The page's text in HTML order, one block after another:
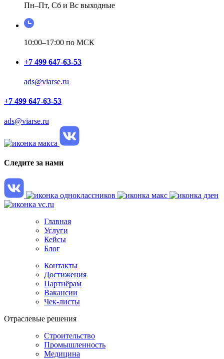
Пн–Пт, Сб и Вс выходные
10:00–17:00 по МСК
+7 499 647-63-53
ads@viarse.ru
+7 499 647-63-53
ads@viarse.ru
Следите за нами
Главная
Услуги
Кейсы
Блог
Контакты
Достижения
Партнёрам
Вакансии
Чек-листы
Отраслевые решения
Строительство
Промышленность
Медицина